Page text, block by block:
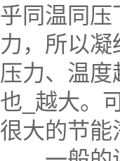
乎同温同
力，所以
压力、温
也_越大。
很大的节能